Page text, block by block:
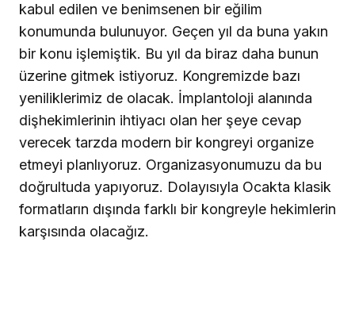
kabul edilen ve benimsenen bir eğilim
konumunda bulunuyor. Geçen yıl da buna yakın
bir konu işlemiştik. Bu yıl da biraz daha bunun
üzerine gitmek istiyoruz. Kongremizde bazı
yeniliklerimiz de olacak. İmplantoloji alanında
dişhekimlerinin ihtiyacı olan her şeye cevap
verecek tarzda modern bir kongreyi organize
etmeyi planlıyoruz. Organizasyonumuzu da bu
doğrultuda yapıyoruz. Dolayısıyla Ocakta klasik
formatların dışında farklı bir kongreyle hekimlerin
karşısında olacağız.